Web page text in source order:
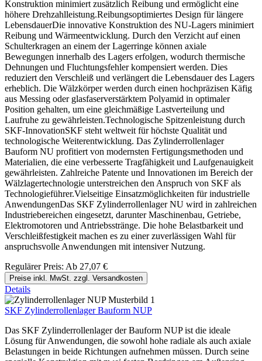
Konstruktion minimiert zusätzlich Reibung und ermöglicht eine
höhere Drehzahlleistung.Reibungsoptimiertes Design für längere
LebensdauerDie innovative Konstruktion des NU-Lagers minimiert
Reibung und Wärmeentwicklung. Durch den Verzicht auf einen
Schulterkragen an einem der Lagerringe können axiale
Bewegungen innerhalb des Lagers erfolgen, wodurch thermische
Dehnungen und Fluchtungsfehler kompensiert werden. Dies
reduziert den Verschleiß und verlängert die Lebensdauer des Lagers
erheblich. Die Wälzkörper werden durch einen hochpräzisen Käfig
aus Messing oder glasfaserverstärktem Polyamid in optimaler
Position gehalten, um eine gleichmäßige Lastverteilung und
Laufruhe zu gewährleisten.Technologische Spitzenleistung durch
SKF-InnovationSKF steht weltweit für höchste Qualität und
technologische Weiterentwicklung. Das Zylinderrollenlager
Bauform NU profitiert von modernsten Fertigungsmethoden und
Materialien, die eine verbesserte Tragfähigkeit und Laufgenauigkeit
gewährleisten. Zahlreiche Patente und Innovationen im Bereich der
Wälzlagertechnologie unterstreichen den Anspruch von SKF als
Technologieführer.Vielseitige Einsatzmöglichkeiten für industrielle
AnwendungenDas SKF Zylinderrollenlager NU wird in zahlreichen
Industriebereichen eingesetzt, darunter Maschinenbau, Getriebe,
Elektromotoren und Antriebsstränge. Die hohe Belastbarkeit und
Verschleißfestigkeit machen es zu einer zuverlässigen Wahl für
anspruchsvolle Anwendungen mit intensiver Nutzung.
Regulärer Preis: Ab 27,07 €
Preise inkl. MwSt. zzgl. Versandkosten
Details
SKF Zylinderrollenlager Bauform NUP
Das SKF Zylinderrollenlager der Bauform NUP ist die ideale
Lösung für Anwendungen, die sowohl hohe radiale als auch axiale
Belastungen in beide Richtungen aufnehmen müssen. Durch seine